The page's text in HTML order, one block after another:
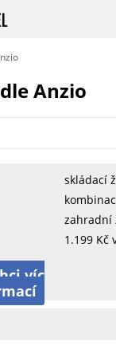
Anzio
skládací
zahradní
1.199 Kč
víc